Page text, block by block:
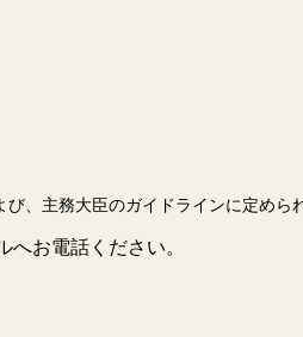
、主務大臣のガイドラインに定めら
お電話ください。